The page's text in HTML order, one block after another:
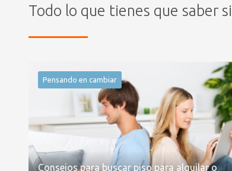
Todo lo que tienes que saber
Pensando en cambiar
Consejos para buscar piso para alquilar o